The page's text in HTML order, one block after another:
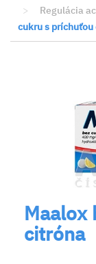
>
Regulácia
cukru s
Maalox
citróna